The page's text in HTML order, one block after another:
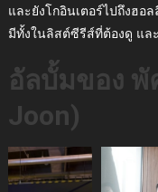
และยังโกอินเตอร์ไปถึงฮอ
มีทั้งในลิสต์ซีรีส์ที่ต้องดู แล
อัลบั้มของ พั
Joon)